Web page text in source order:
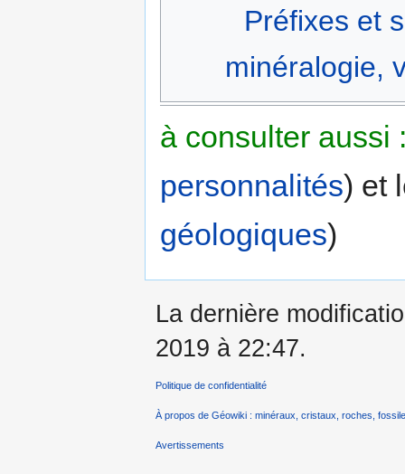
Préfixes et
minéralogie,
à consulter aussi
personnalités) et
géologiques)
La dernière
2019 à 22:47.
Politique de confidentialité
À propos de Géowiki : minéraux, cristaux, roches,
Avertissements